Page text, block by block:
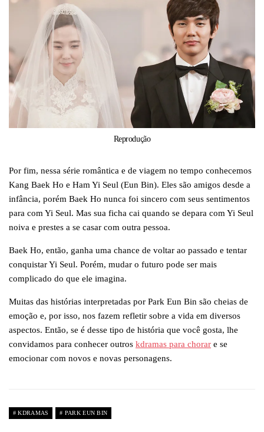
Reprodução
Por fim, nessa série romântica e de viagem no tempo conhecemos
Kang Baek Ho e Ham Yi Seul (Eun Bin). Eles são amigos desde a
infância, porém Baek Ho nunca foi sincero com seus sentimentos
para com Yi Seul. Mas sua ficha cai quando se depara com Yi Seul
noiva e prestes a se casar com outra pessoa.
Baek Ho, então, ganha uma chance de voltar ao passado e tentar
conquistar Yi Seul. Porém, mudar o futuro pode ser mais
complicado do que ele imagina.
Muitas das histórias interpretadas por Park Eun Bin são cheias de
emoção e, por isso, nos fazem refletir sobre a vida em diversos
aspectos. Então, se é desse tipo de história que você gosta, lhe
convidamos para conhecer outros kdramas para chorar e se
emocionar com novos e novas personagens.
KDRAMAS PARK EUN BIN